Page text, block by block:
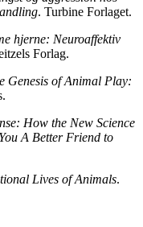
. Turbine Forlaget.
hjerne: Neuroaffektiv
Forlag.
Genesis of Animal Play:
How the New Science
A Better Friend to
Lives of Animals.